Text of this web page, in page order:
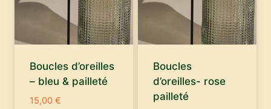
Boucles d’oreilles
– bleu & pailleté
15,00 €
Boucles
d’oreilles- rose
pailleté